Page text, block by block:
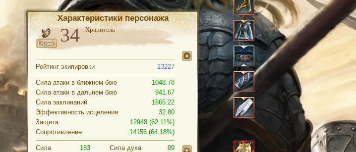
Характеристики персонажа
Хранитель
Рейтинг экипировки 13227
Сила атаки в ближнем бою
1048.78
Сила атаки в дальнем бою
941.67
Сила заклинаний
1665.22
Эффективность исцеления
32.80
Защита
12948 (62.11%)
Сопротивление
14156 (64.18%)
Сила
183
Cила духа
89